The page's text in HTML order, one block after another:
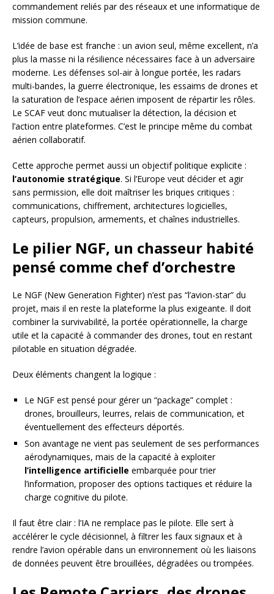
commandement reliés par des réseaux et une informatique de
mission commune.
L’idée de base est franche : un avion seul, même excellent, n’a
plus la masse ni la résilience nécessaires face à un adversaire
moderne. Les défenses sol-air à longue portée, les radars
multi-bandes, la guerre électronique, les essaims de drones et
la saturation de l’espace aérien imposent de répartir les rôles.
Le SCAF veut donc mutualiser la détection, la décision et
l’action entre plateformes. C’est le principe même du combat
aérien collaboratif.
Cette approche permet aussi un objectif politique explicite :
l’autonomie stratégique. Si l’Europe veut décider et agir
sans permission, elle doit maîtriser les briques critiques :
communications, chiffrement, architectures logicielles,
capteurs, propulsion, armements, et chaînes industrielles.
Le pilier NGF, un chasseur habité
pensé comme chef d’orchestre
Le NGF (New Generation Fighter) n’est pas “l’avion-star” du
projet, mais il en reste la plateforme la plus exigeante. Il doit
combiner la survivabilité, la portée opérationnelle, la charge
utile et la capacité à commander des drones, tout en restant
pilotable en situation dégradée.
Deux éléments changent la logique :
Le NGF est pensé pour gérer un “package” complet :
drones, brouilleurs, leurres, relais de communication, et
éventuellement des effecteurs déportés.
Son avantage ne vient pas seulement de ses performances
aérodynamiques, mais de la capacité à exploiter
l’intelligence artificielle embarquée pour trier
l’information, proposer des options tactiques et réduire la
charge cognitive du pilote.
Il faut être clair : l’IA ne remplace pas le pilote. Elle sert à
accélérer le cycle décisionnel, à filtrer les faux signaux et à
rendre l’avion opérable dans un environnement où les liaisons
de données peuvent être brouillées, dégradées ou trompées.